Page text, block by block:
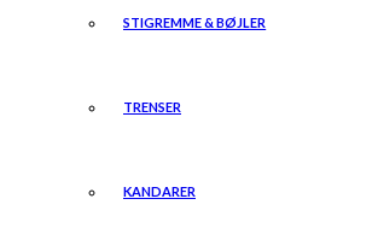
STIGREMME & BØJLER
TRENSER
KANDARER